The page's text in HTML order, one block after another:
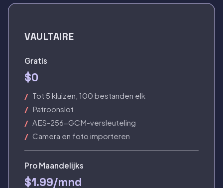
VAULTAIRE
Gratis
$0
Tot 5 kluizen, 100 bestanden elk
Patroonslot
AES-256-GCM-versleuteling
Camera en foto importeren
Pro Maandelijks
$1.99/mnd